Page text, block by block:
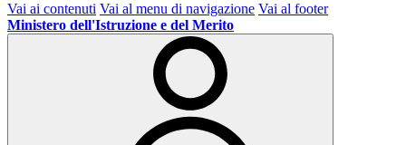
Vai ai contenuti Vai al menu di navigazione Vai al footer
Ministero dell'Istruzione e del Merito